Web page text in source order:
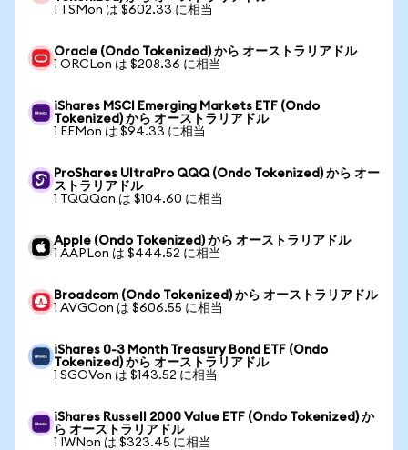
1 TSMon は $602.33 に相当
Oracle (Ondo Tokenized) から オーストラリアドル
1 ORCLon は $208.36 に相当
iShares MSCI Emerging Markets ETF (Ondo
Tokenized) から オーストラリアドル
1 EEMon は $94.33 に相当
ProShares UltraPro QQQ (Ondo Tokenized) から オー
ストラリアドル
1 TQQQon は $104.60 に相当
Apple (Ondo Tokenized) から オーストラリアドル
1 AAPLon は $444.52 に相当
Broadcom (Ondo Tokenized) から オーストラリアドル
1 AVGOon は $606.55 に相当
iShares 0-3 Month Treasury Bond ETF (Ondo
Tokenized) から オーストラリアドル
1 SGOVon は $143.52 に相当
iShares Russell 2000 Value ETF (Ondo Tokenized) か
ら オーストラリアドル
1 IWNon は $323.45 に相当